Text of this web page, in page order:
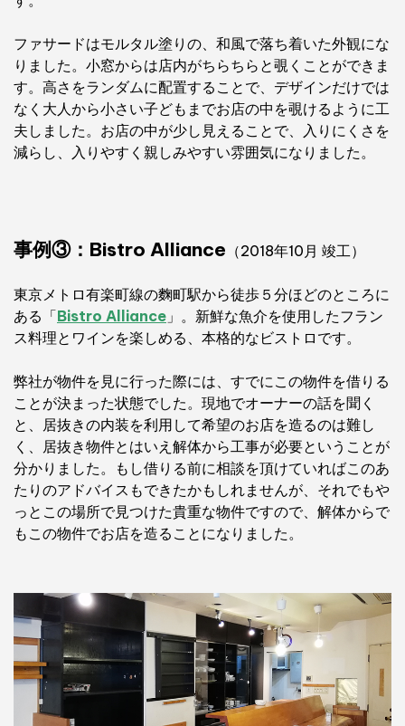
ファサードはモルタル塗りの、和風で落ち着いた外観にな
りました。小窓からは店内がちらちらと覗くことができま
す。高さをランダムに配置することで、デザインだけでは
なく大人から小さい子どもまでお店の中を覗けるように工
夫しました。お店の中が少し見えることで、入りにくさを
減らし、入りやすく親しみやすい雰囲気になりました。
事例③：Bistro Alliance （2018年10月 竣工）
東京メトロ有楽町線の麴町駅から徒歩５分ほどのところに
ある「Bistro Alliance 」。新鮮な魚介を使用したフラン
ス料理とワインを楽しめる、本格的なビストロです。
弊社が物件を見に行った際には、すでにこの物件を借りる
ことが決まった状態でした。現地でオーナーの話を聞く
と、居抜きの内装を利用して希望のお店を造るのは難し
く、居抜き物件とはいえ解体から工事が必要ということが
分かりました。もし借りる前に相談を頂けていればこのあ
たりのアドバイスもできたかもしれませんが、それでもや
っとこの場所で見つけた貴重な物件ですので、解体からで
もこの物件でお店を造ることになりました。